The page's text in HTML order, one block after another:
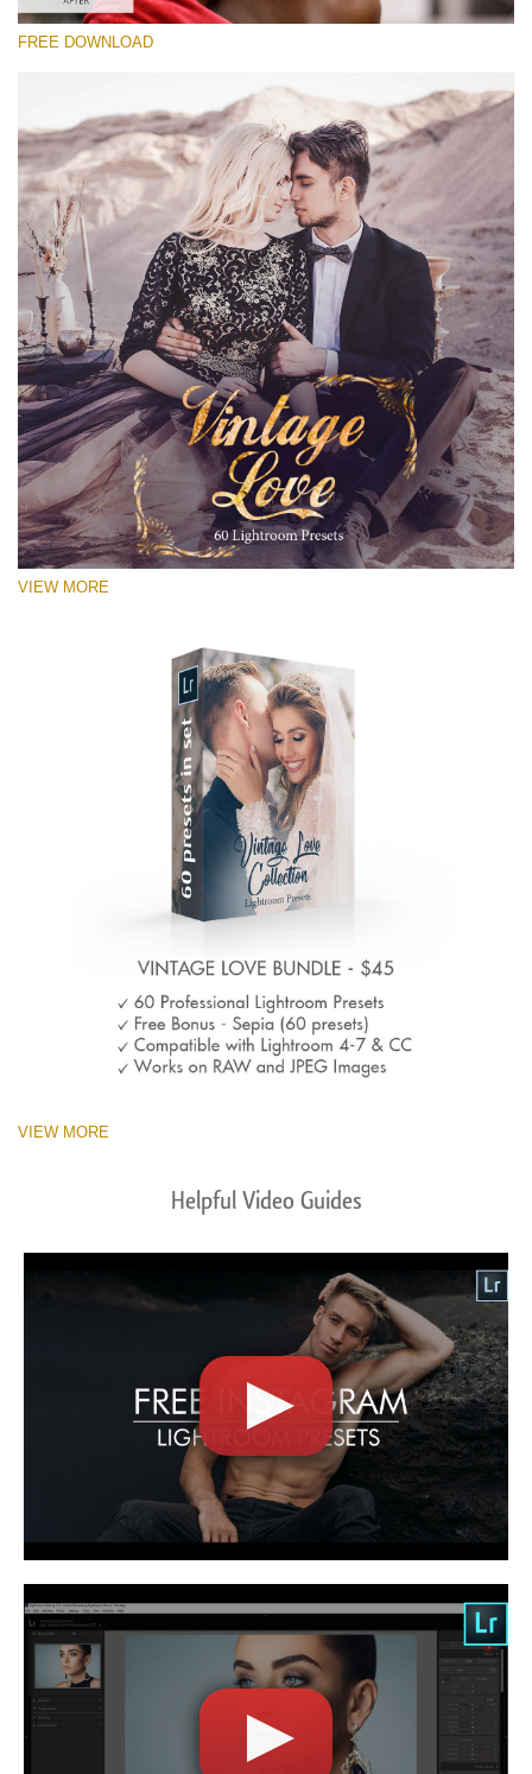
(1432 Lr Presets)
Téléchargement Gratuit
FREE DOWNLOAD
VIEW MORE
VIEW MORE
Helpful Video Guides